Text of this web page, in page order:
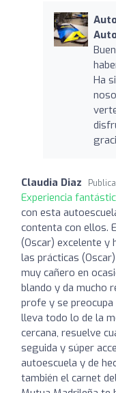
Ha
Claudia Diaz
Experiencia
con esta
contenta con ellos.
(Oscar) excelente y
las prácticas
muy cañero en
blando y da mucho
profe y se
lleva todo lo de la
cercana, resuelve
seguida y súper
autoescuela y de
también el carnet